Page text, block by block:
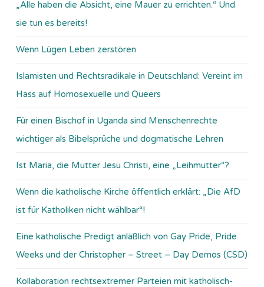
„Alle haben die Absicht, eine Mauer zu errichten.“ Und
sie tun es bereits!
Wenn Lügen Leben zerstören
Islamisten und Rechtsradikale in Deutschland: Vereint im
Hass auf Homosexuelle und Queers
Für einen Bischof in Uganda sind Menschenrechte
wichtiger als Bibelsprüche und dogmatische Lehren
Ist Maria, die Mutter Jesu Christi, eine „Leihmutter“?
Wenn die katholische Kirche öffentlich erklärt: „Die AfD
ist für Katholiken nicht wählbar“!
Eine katholische Predigt anläßlich von Gay Pride, Pride
Weeks und der Christopher – Street – Day Demos (CSD)
Kollaboration rechtsextremer Parteien mit katholisch-